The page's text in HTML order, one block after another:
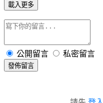
載入更多
公開留言 私密留言
發佈留言